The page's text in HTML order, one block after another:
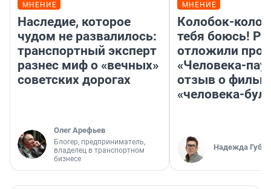
МНЕНИЕ
Наследие, которое
чудом не развалилось:
транспортный эксперт
разнес миф о «вечных»
советских дорогах
Олег Арефьев
Блогер, предприниматель,
владелец в транспортном
бизнесе
МНЕНИЕ
Колобок-
тебя боюсь!
отложили
«Человека-
отзыв о
«человека-
Надежда